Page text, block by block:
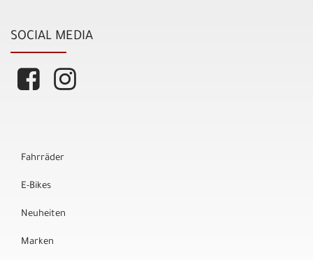
SOCIAL MEDIA
Fahrräder
E-Bikes
Neuheiten
Marken